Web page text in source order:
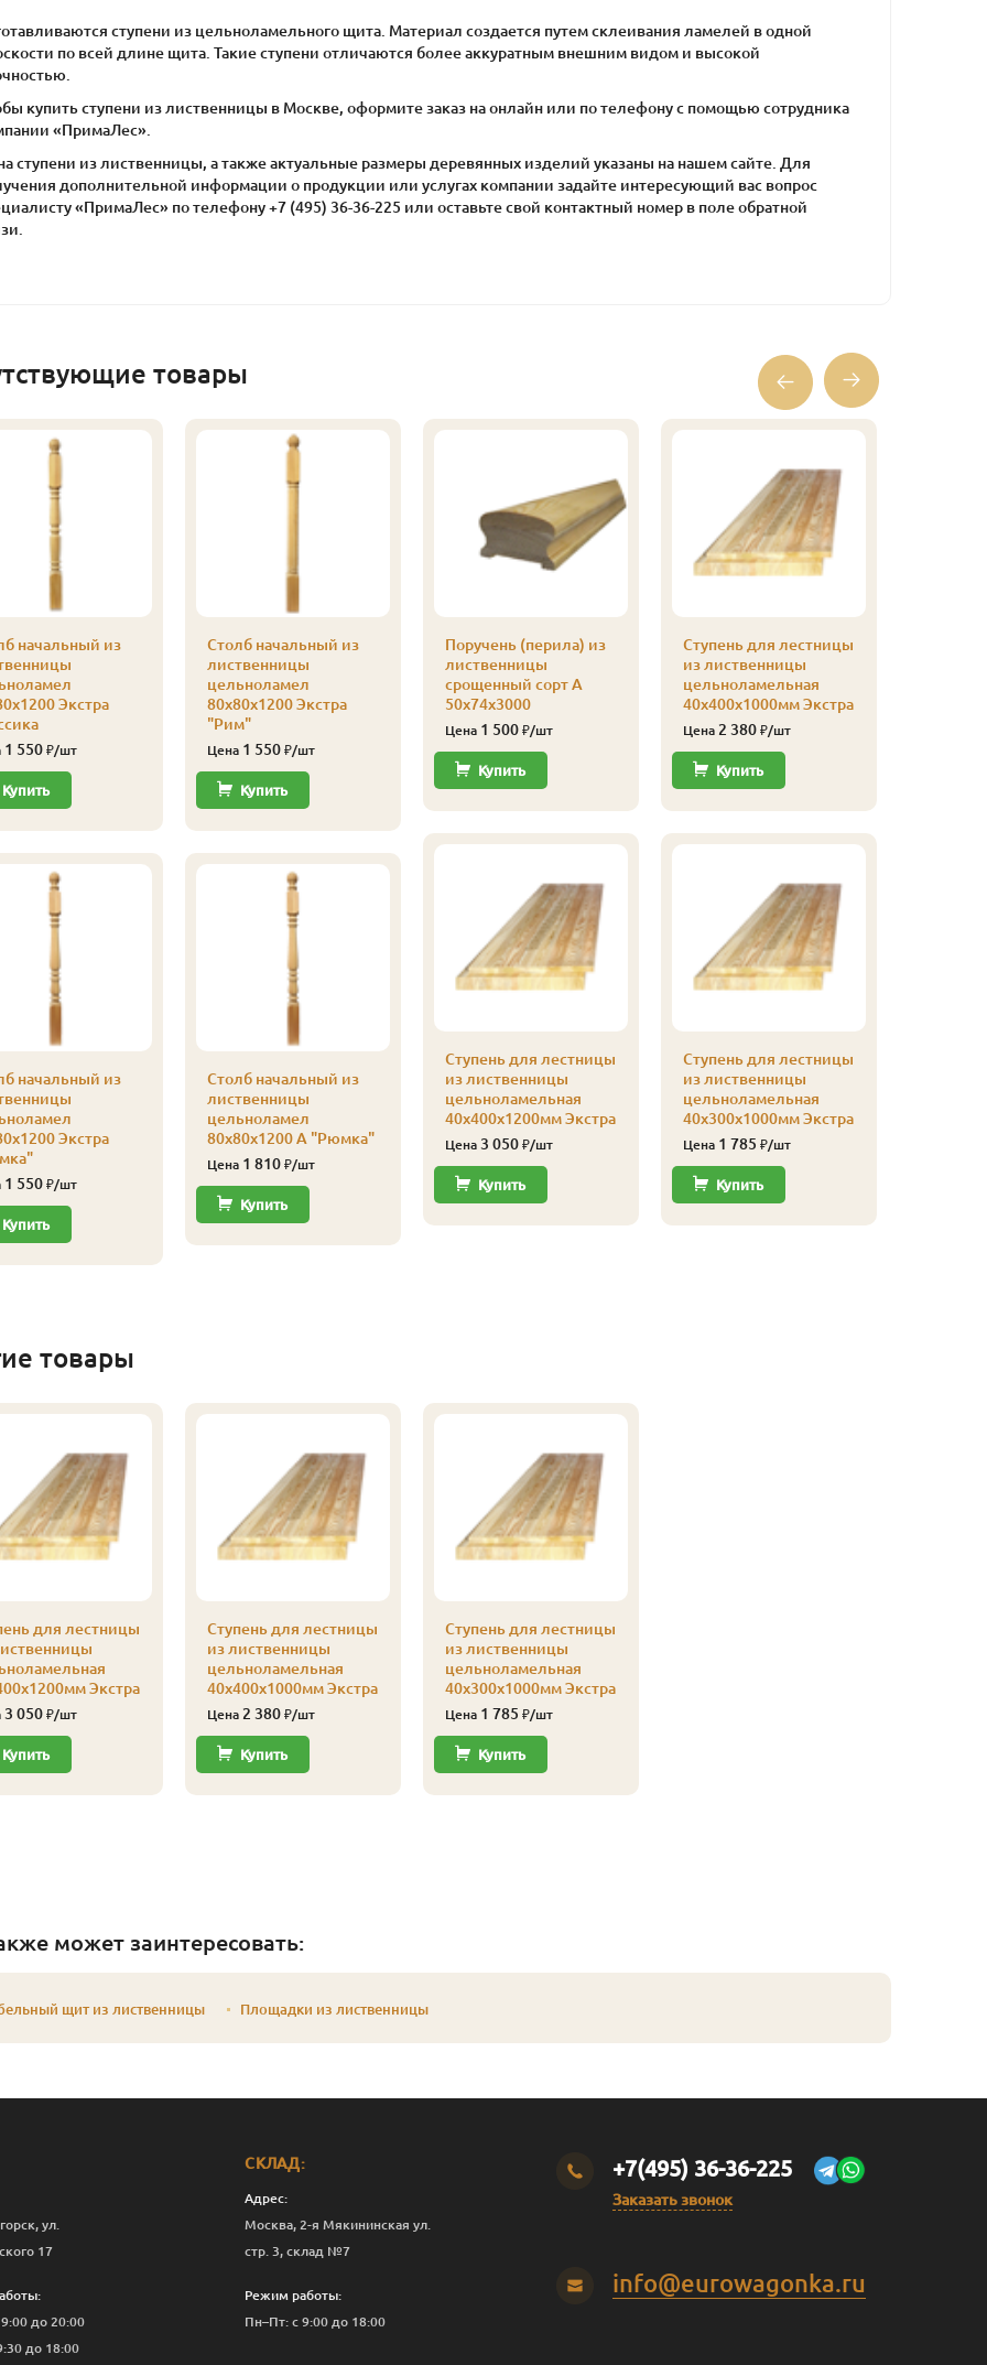
ступени из цельноламельного щита. Материал создается путем склеивания ламелей в одной
по всей длине щита. Такие ступени отличаются более аккуратным внешним видом и высокой
купить ступени из лиственницы в Москве, оформите заказ на онлайн или по телефону с помощью сотрудника
«ПримаЛес».
ступени из лиственницы, а также актуальные размеры деревянных изделий указаны на нашем сайте. Для
дополнительной информации о продукции или услугах компании задайте интересующий вас вопрос
«ПримаЛес» по телефону +7 (495) 36-36-225 или оставьте свой контактный номер в поле обратной
товары
начальный из
Экстра
1 550₽/шт
Купить
начальный из
Экстра
1 550₽/шт
Купить
Столб начальный из
лиственницы
цельноламел
80х80х1200 Экстра
"Рим"
Цена 1 550₽/шт
Купить
Столб начальный из
лиственницы
цельноламел
80х80х1200 А "Рюмка"
Цена 1 810₽/шт
Купить
Поручень (перила) из
лиственницы
срощенный сорт А
50х74х3000
Цена 1 500₽/шт
Купить
Ступень для лестницы
из лиственницы
цельноламельная
40х400х1200мм Экстра
Цена 3 050₽/шт
Купить
Ступень для лестницы
из лиственницы
цельноламельная
40х400х1000мм Экстра
Цена 2 380₽/шт
Купить
Ступень для лестницы
из лиственницы
цельноламельная
40х300х1000мм Экстра
Цена 1 785 ₽/шт
Купить
товары
для лестницы
Экстра
3 050₽/шт
Купить
Ступень для лестницы
из лиственницы
цельноламельная
40х400х1000мм Экстра
Цена 2 380₽/шт
Купить
Ступень для лестницы
из лиственницы
цельноламельная
40х300х1000мм Экстра
Цена 1 785 ₽/шт
Купить
может заинтересовать:
щит из лиственницы Площадки из лиственницы
ул.
17
до 20:00
до 18:00
СКЛАД:
Адрес:
Москва, 2-я Мякининская ул.
стр. 3, склад №7
Режим работы:
Пн–Пт: с 9:00 до 18:00
+7(495) 36-36-225
Заказать звонок
info@eurowagonka.ru